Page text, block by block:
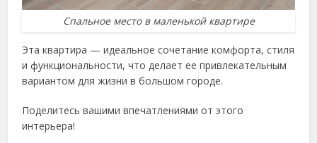
Спальное место в маленькой квартире
Эта квартира — идеальное сочетание комфорта, стиля
и функциональности, что делает ее привлекательным
вариантом для жизни в большом городе.
Поделитесь вашими впечатлениями от этого
интерьера!